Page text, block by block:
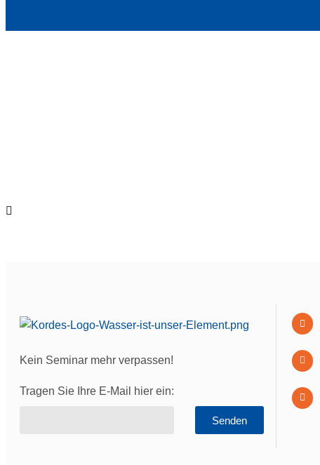
Kein Seminar mehr verpassen!
Tragen Sie Ihre E-Mail hier ein:
Senden